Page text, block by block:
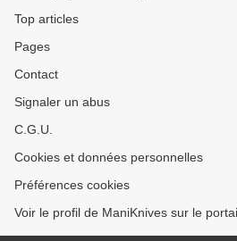
Top articles
Pages
Contact
Signaler un abus
C.G.U.
Cookies et données personnelles
Préférences cookies
Voir le profil de ManiKnives sur le